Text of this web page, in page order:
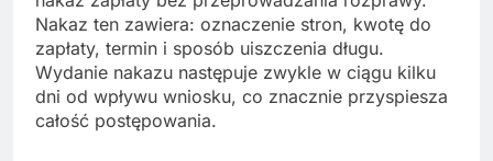
Nakaz ten zawiera: oznaczenie stron, kwotę do
zapłaty, termin i sposób uiszczenia długu.
Wydanie nakazu następuje zwykle w ciągu kilku
dni od wpływu wniosku, co znacznie przyspiesza
całość postępowania.